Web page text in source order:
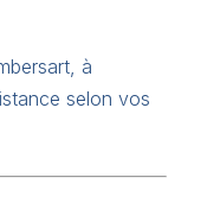
à
selon vos